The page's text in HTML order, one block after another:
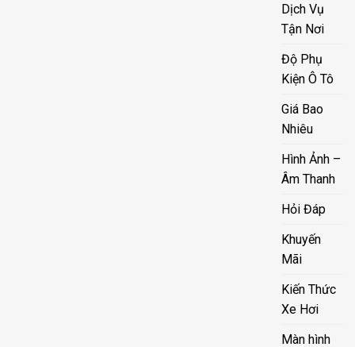
Dịch Vụ
Tận Nơi
Độ Phụ
Kiện Ô Tô
Giá Bao
Nhiêu
Hình Ảnh –
Âm Thanh
Hỏi Đáp
Khuyến
Mãi
Kiến Thức
Xe Hơi
Màn hình